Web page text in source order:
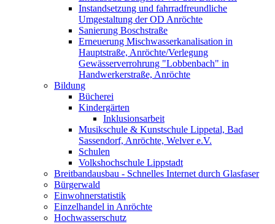
Instandsetzung und fahrradfreundliche
Umgestaltung der OD Anröchte
Sanierung Boschstraße
Erneuerung Mischwasserkanalisation in
Hauptstraße, Anröchte/Verlegung
Gewässerverrohrung "Lobbenbach" in
Handwerkerstraße, Anröchte
Bildung
Bücherei
Kindergärten
Inklusionsarbeit
Musikschule & Kunstschule Lippetal, Bad
Sassendorf, Anröchte, Welver e.V.
Schulen
Volkshochschule Lippstadt
Breitbandausbau - Schnelles Internet durch Glasfaser
Bürgerwald
Einwohnerstatistik
Einzelhandel in Anröchte
Hochwasserschutz